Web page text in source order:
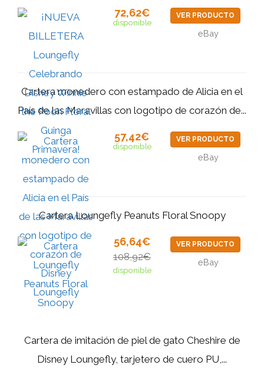
72,62€
disponible
VER PRODUCTO
eBay
Cartera monedero con estampado de Alicia en el
País de las Maravillas con logotipo de corazón de...
57,42€
disponible
VER PRODUCTO
eBay
Cartera Loungefly Peanuts Floral Snoopy
56,64€
108,92€
disponible
VER PRODUCTO
eBay
Cartera de imitación de piel de gato Cheshire de
Disney Loungefly, tarjetero de cuero PU,...